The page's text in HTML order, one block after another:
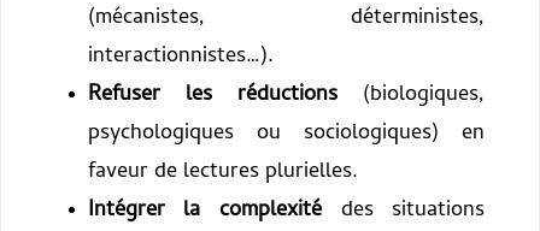
(mécanistes, déterministes,
interactionnistes…).
Refuser les réductions (biologiques,
psychologiques ou sociologiques) en
faveur de lectures plurielles.
Intégrer la complexité des situations